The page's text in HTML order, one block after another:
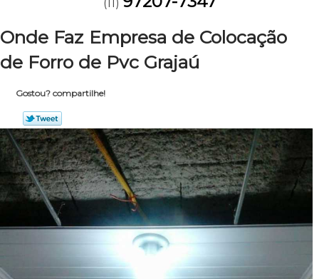
(11)
Onde Faz Empresa de Colocação
de Forro de Pvc Grajaú
Gostou? compartilhe!